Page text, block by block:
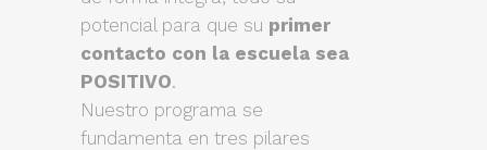
potencial para que su primer
contacto con la escuela sea
POSITIVO.
Nuestro programa se
fundamenta en tres pilares